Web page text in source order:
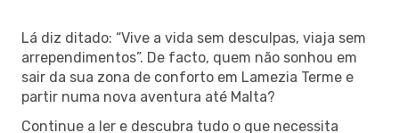
Lá diz ditado: “Vive a vida sem desculpas, viaja sem
arrependimentos”. De facto, quem não sonhou em
sair da sua zona de conforto em Lamezia Terme e
partir numa nova aventura até Malta?
Continue a ler e descubra tudo o que necessita